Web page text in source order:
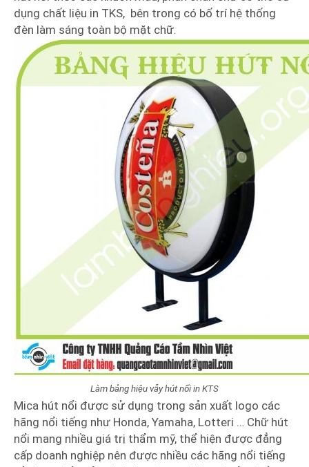
dụng chất liệu in TKS, bên trong có bố trí hệ thống
đèn làm sáng toàn bộ mặt chữ.
Làm bảng hiệu vẫy hút nổi in KTS
Mica hút nổi được sử dụng trong sản xuất logo các
hãng nổi tiếng như Honda, Yamaha, Lotteri … Chữ hút
nổi mang nhiều giá trị thẩm mỹ, thể hiện được đẳng
cấp doanh nghiệp nên được nhiều các hãng nổi tiếng